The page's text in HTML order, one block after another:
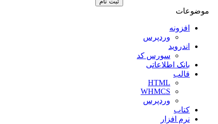
موضوعات
افزونه
وردپرس
اندروید
سورس کد
بانک اطلاعاتی
قالب
HTML
WHMCS
وردپرس
کتاب
نرم افزار